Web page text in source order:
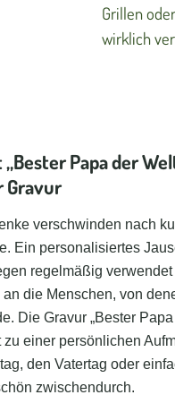
Grillen
wirklich
Papa der
Gravur
verschwinden nach
Ein personalisiertes
regelmäßig
die Menschen, von
Die Gravur „Bester Papa
zu einer persönlichen
den Vatertag oder
zwischendurch.